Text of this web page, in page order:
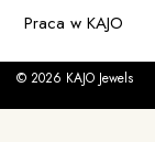
Praca w KAJO
© 2026 KAJO Jewels